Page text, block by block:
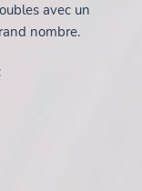
avec un
nombre.